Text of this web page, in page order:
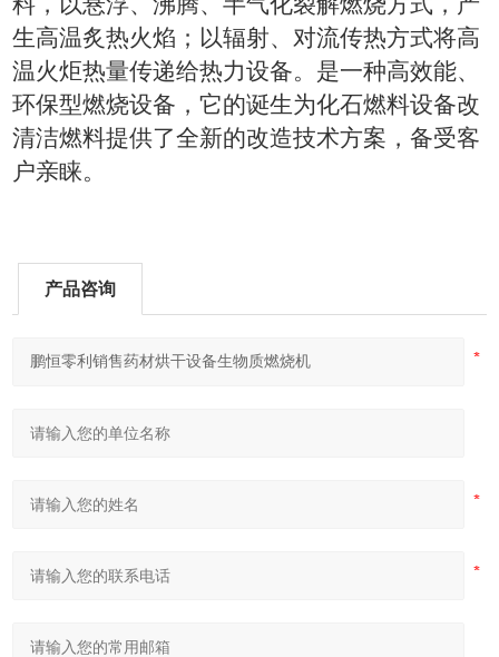
生高温炙热火焰；以辐射、对流传热方式将高
温火炬热量传递给热力设备。是一种高效能、
环保型燃烧设备，它的诞生为化石燃料设备改
清洁燃料提供了全新的改造技术方案，备受客
户亲睐。
产品咨询